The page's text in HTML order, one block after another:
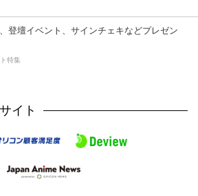
登壇イベント、サインチェキなどプレゼン
特集
イト